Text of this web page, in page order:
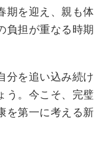
期を迎え、親も体
負担が重なる時期
分を追い込み続け
う。今こそ、完璧
を第一に考える新